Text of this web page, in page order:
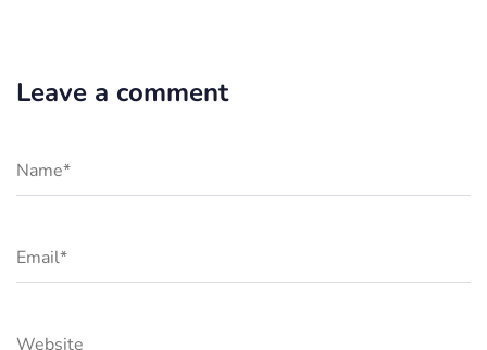
Leave a comment